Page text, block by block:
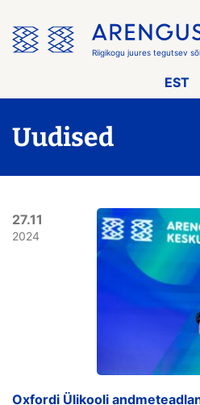
menüü
vahele
Riigikogu juures tegutsev
EST
Uudised
27.11
2024
Oxfordi Ülikooli